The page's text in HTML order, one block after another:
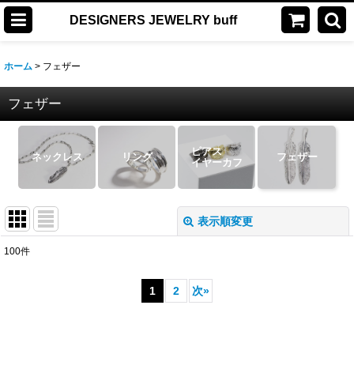
DESIGNERS JEWELRY buff
ホーム > フェザー
フェザー
ネックレス リング
ピアス
イヤーカフ
フェザー
表示順変更
100件
1 2 次»